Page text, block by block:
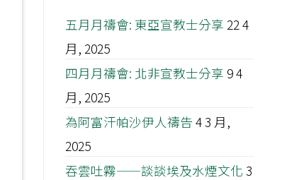
五月月禱會: 東亞宣教士分享 22 4
月, 2025
四月月禱會: 北非宣教士分享 9 4
月, 2025
為阿富汗帕沙伊人禱告 4 3 月,
2025
吞雲吐霧——談談埃及水煙文化 3